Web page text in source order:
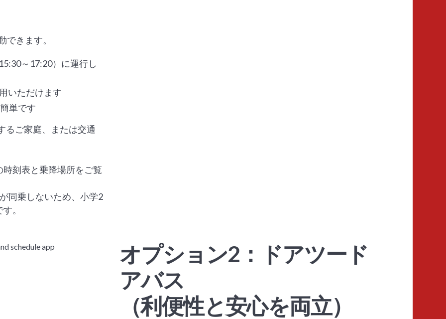
できます。
～17:20）に運行し
いただけます
単です
るご家庭、または交通
刻表と乗降場所をご覧
同乗しないため、小学2
。
オプション2：ドアツード
アバス
（利便性と安心を両立）